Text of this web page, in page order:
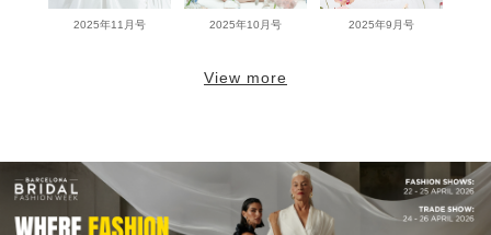
2025年11月号 2025年10月号 2025年9月号
View more